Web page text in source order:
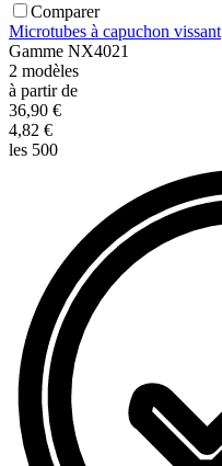
Comparer
Microtubes à capuchon vissant
Gamme NX4021
2 modèles
à partir de
36,90 €
4,82 €
les 500